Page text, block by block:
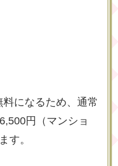
になるため、通常
円（マンショ
す。